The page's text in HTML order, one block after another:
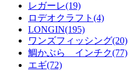
レガーレ(19)
ロデオクラフト(4)
LONGIN(195)
ワンズフィッシング(20)
鯛かぶら インチク(77)
エギ(72)